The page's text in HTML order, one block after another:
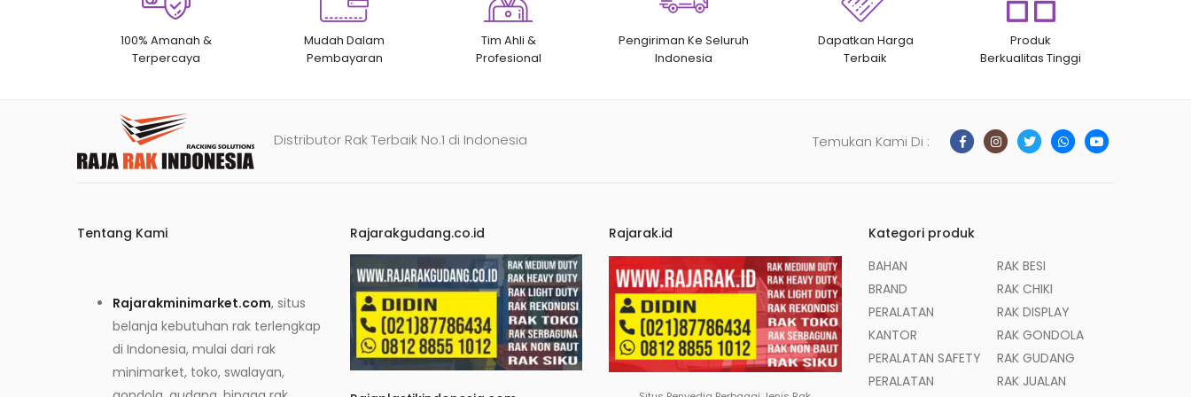
100% Amanah &
Terpercaya
Mudah Dalam
Pembayaran
Tim Ahli &
Profesional
Pengiriman Ke Seluruh
Indonesia
Dapatkan Harga
Terbaik
Produk
Berkualitas Tinggi
Distributor Rak Terbaik No.1 di Indonesia Temukan Kami Di :
Tentang Kami
Rajarakminimarket.com, situs
belanja kebutuhan rak terlengkap
di Indonesia, mulai dari rak
minimarket, toko, swalayan,
Rajarakgudang.co.id Rajarak.id
Kategori produk
BAHAN
BRAND
PERALATAN
KANTOR
PERALATAN SAFETY
PERALATAN
RAK BESI
RAK CHIKI
RAK DISPLAY
RAK GONDOLA
RAK GUDANG
RAK JUALAN